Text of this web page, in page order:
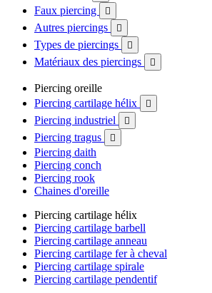
Faux piercing 
Autres piercings 
Types de piercings 
Matériaux des piercings 
Piercing oreille
Piercing cartilage hélix

Piercing industriel 
Piercing tragus 
Piercing daith
Piercing conch
Piercing rook
Chaines d'oreille
Piercing cartilage hélix
Piercing cartilage barbell
Piercing cartilage anneau
Piercing cartilage fer à cheval
Piercing cartilage spirale
Piercing cartilage pendentif